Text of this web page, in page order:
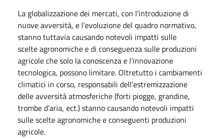
La globalizzazione dei mercati, con l’introduzione di
nuove avversità, e l’evoluzione del quadro normativo,
stanno tuttavia causando notevoli impatti sulle
scelte agronomiche e di conseguenza sulle produzioni
agricole che solo la conoscenza e l’innovazione
tecnologica, possono limitare. Oltretutto i cambiamenti
climatici in corso, responsabili dell’estremizzazione
delle avversità atmosferiche (forti piogge, grandine,
trombe d’aria, ect.) stanno causando notevoli impatti
sulle scelte agronomiche e conseguenti produzioni
agricole.